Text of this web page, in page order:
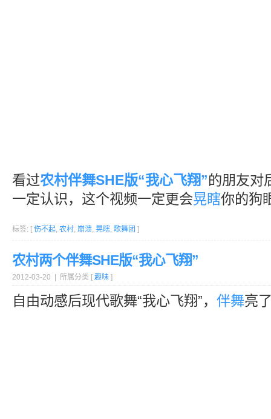
看过农村伴舞SHE版“我心飞翔”的朋友对
一定认识，这个视频一定更会晃瞎你的狗
标签: [ 伤不起, 农村, 崩溃, 晃瞎, 歌舞团 ]
农村两个伴舞SHE版“我心飞翔”
2012-03-20 | 所属分类 [ 趣味 ]
自由动感后现代歌舞“我心飞翔”， 伴舞亮